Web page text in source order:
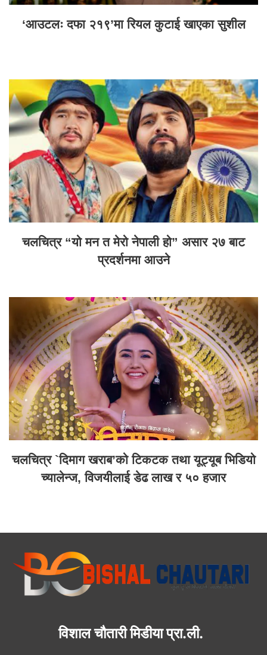
‘आउटलः दफा २१९’मा रियल कुटाई खाएका सुशील
चलचित्र “यो मन त मेरो नेपाली हो” असार २७ बाट
प्रदर्शनमा आउने
चलचित्र `दिमाग खराब’को टिकटक तथा यूट्यूब भिडियो
च्यालेन्ज, विजयीलाई डेढ लाख र ५० हजार
विशाल चौतारी मिडीया प्रा.ली.